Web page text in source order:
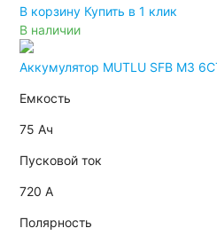
В корзину Купить в 1 клик
В наличии
Аккумулятор MUTLU SFB M3
Емкость
75 Ач
Пусковой ток
720 А
Полярность